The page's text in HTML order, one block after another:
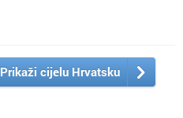
Prikaži cijelu Hrvatsku